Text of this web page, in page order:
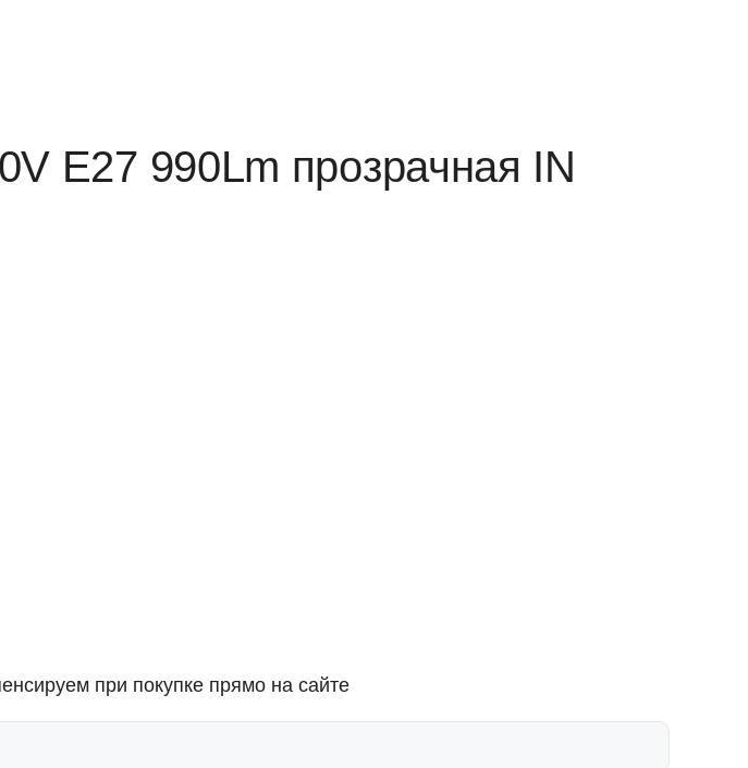
Е27 990Lm прозрачная IN
при покупке прямо на сайте